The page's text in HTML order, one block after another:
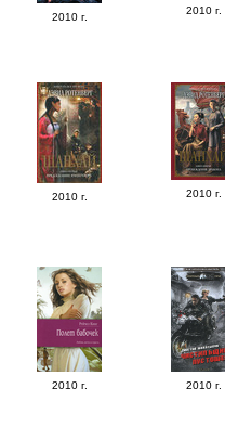
2010 г.
2010 г.
2010 г. 2010 г.
2010 г. 2010 г.